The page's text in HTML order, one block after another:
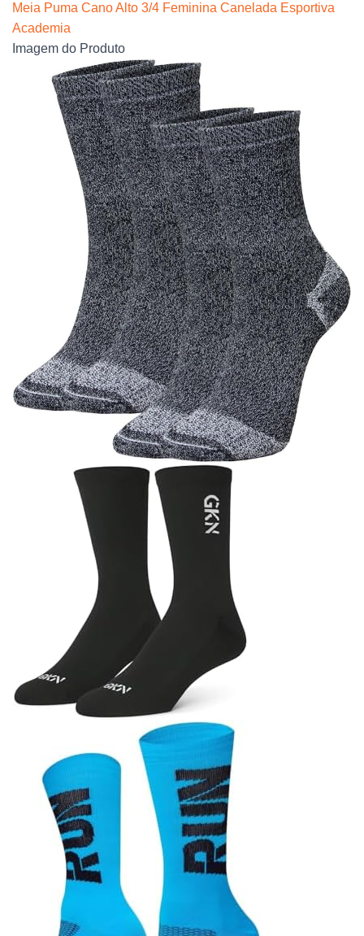
Meia Puma Cano Alto 3/4 Feminina Canelada Esportiva
Academia
Imagem do Produto